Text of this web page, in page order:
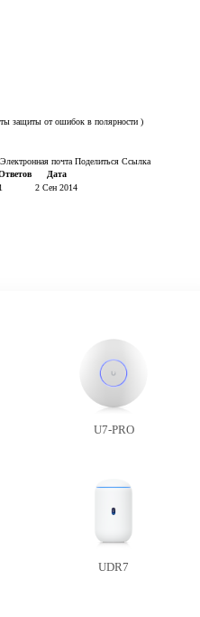
защиты от ошибок в полярности )
Электронная почта Поделиться Ссылка
Дата
1
2 Сен 2014
U7-PRO
UDR7